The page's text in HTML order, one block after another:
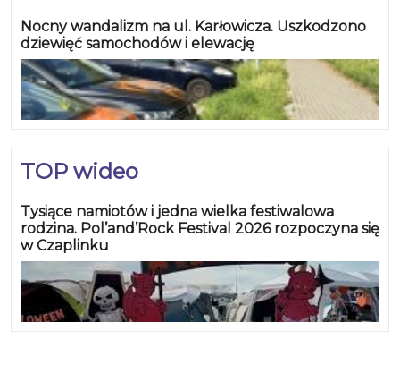
Nocny wandalizm na ul. Karłowicza. Uszkodzono
dziewięć samochodów i elewację
TOP wideo
Tysiące namiotów i jedna wielka festiwalowa
rodzina. Pol’and’Rock Festival 2026 rozpoczyna się
w Czaplinku